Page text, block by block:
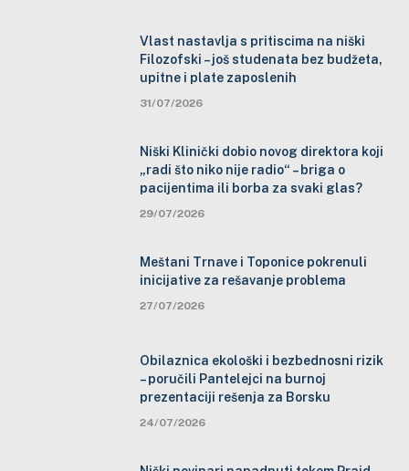
Vlast nastavlja s pritiscima na niški
Filozofski – još studenata bez budžeta,
upitne i plate zaposlenih
31/07/2026
Niški Klinički dobio novog direktora koji
„radi što niko nije radio“ – briga o
pacijentima ili borba za svaki glas?
29/07/2026
Meštani Trnave i Toponice pokrenuli
inicijative za rešavanje problema
27/07/2026
Obilaznica ekološki i bezbednosni rizik
– poručili Pantelejci na burnoj
prezentaciji rešenja za Borsku
24/07/2026